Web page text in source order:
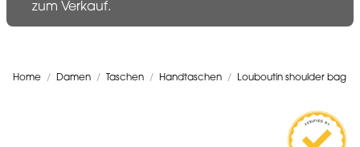
zum Verkauf.
Home / Damen / Taschen / Handtaschen / Louboutin shoulder bag